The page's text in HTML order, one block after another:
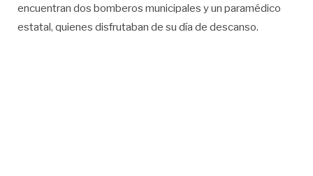
encuentran dos bomberos municipales y un paramédico
estatal, quienes disfrutaban de su día de descanso.